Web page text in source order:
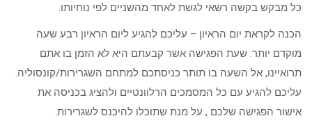
כל מבקש בקשה רשאי לגשת לאחד מהשניים לפי נוחיותו.
הכנה לקראת יום הראיון – עליכם להגיע ליום הראיון רבע שעה
מוקדם יותר. שעת הפגישה אשר קבעתם היא לא הזמן בו אתם
תרואיינו, אל השעה בו תותר כניסתכם למתחם השגרירות/קונסוליה.
עליכם להגיע עם כל המסמכים הרלוונטיים ולהציג בכניסה את
אישור הפגישה שלכם , על מנת שתוכלו להיכנס לשגרירות.